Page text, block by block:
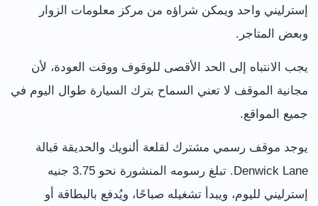
إسترليني واحد ويمكن شراؤه من مركز معلومات الزوار
وبعض المتاجر.
يجب الانتباه إلى الحد الأقصى للوقوف ووقت العودة، لأن
مجانية الموقف لا تعني السماح بترك السيارة طوال اليوم في
جميع المواقع.
يوجد موقف رسمي مشترك لقلعة ألنويك والحديقة قبالة
Denwick Lane. تبلغ رسومه المنشورة نحو 3.75 جنيه
إسترليني لليوم، ويبدأ تشغيله صباحًا، ويُدفع بالبطاقة أو